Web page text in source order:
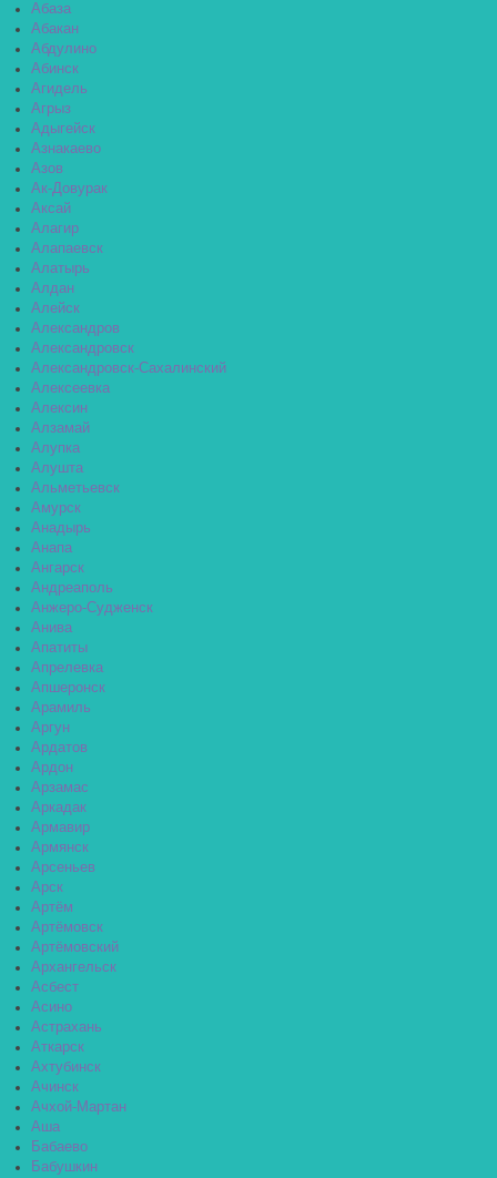
Абаза
Абакан
Абдулино
Абинск
Агидель
Агрыз
Адыгейск
Азнакаево
Азов
Ак-Довурак
Аксай
Алагир
Алапаевск
Алатырь
Алдан
Алейск
Александров
Александровск
Александровск-Сахалинский
Алексеевка
Алексин
Алзамай
Алупка
Алушта
Альметьевск
Амурск
Анадырь
Анапа
Ангарск
Андреаполь
Анжеро-Судженск
Анива
Апатиты
Апрелевка
Апшеронск
Арамиль
Аргун
Ардатов
Ардон
Арзамас
Аркадак
Армавир
Армянск
Арсеньев
Арск
Артём
Артёмовск
Артёмовский
Архангельск
Асбест
Асино
Астрахань
Аткарск
Ахтубинск
Ачинск
Ачхой-Мартан
Аша
Бабаево
Бабушкин